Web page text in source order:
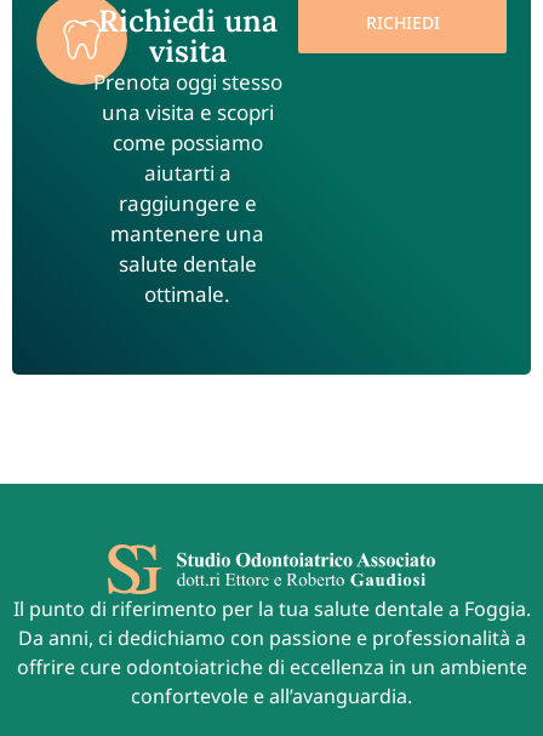
Richiedi una
visita
Prenota oggi stesso
una visita e scopri
come possiamo
aiutarti a
raggiungere e
mantenere una
salute dentale
ottimale.
RICHIEDI
Il punto di riferimento per la tua salute dentale a Foggia.
Da anni, ci dedichiamo con passione e professionalità a
offrire cure odontoiatriche di eccellenza in un ambiente
confortevole e all’avanguardia.